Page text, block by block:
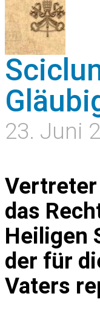
23. Juni
Vertreter
das
Heiligen
der für
Vaters